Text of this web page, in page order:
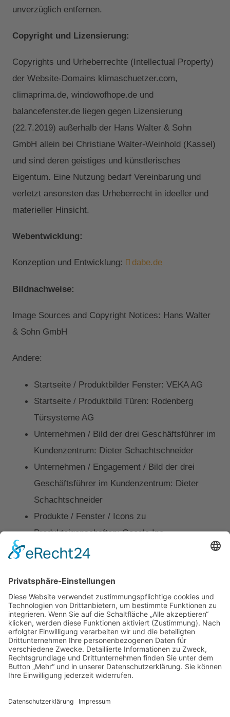
unverzüglich entfernen.
Copyright und Lizensierung:
Copyrights und Urheberrechte (Intellectual Property)
der Website-Domains klimaschuetzer.com,
climaprima.de, windowofhope.de und
balancefenster.de liegen gegen Lizensierung
(22.7.2019) außerhalb der Hans Walter & Sohn
GmbH allein bei Christiane Walter-Weinhold (Kassel)
und sind deren geistiges und künstlerisches
Eigentum. Eine Nutzung bedarf Vereinbarung und
verletzt ansonsten das Urheberrecht in ideeller und
materieller Hinsicht.
Webentwicklung:
Konzeption und Entwicklung: dabe.de
Bildnachweise:
Image Sources and Copyright Notices: Hans Walter
& Sohn GmbH
Andere:
Startseite / Produktbilder Fenster: VEKA AG
Startseite / Produktbild Türen: Rodenberg
Türsysteme AG
Unternehmen / Bild der drei Geschäftsführer im
Kundenzentrum: Dieter Schachtschneider
Unternehmen / Engagement / Bild der drei
Geschäftsführer im Kundenzentrum: Dieter
Schachtschneider
Produkte / Fenster / Icons zu
Produkteigenschaften: Google Inc.
Produkte / Fenster / Profilschnitt Fenster:
Produkte / Haustüren / Beispielhaustür Teaser:
Rodenberg Türsysteme AG
Kontakt Impressum Datenschutz
Walter Fenster + Türen
34132 Kassel
Telefon: 0561 94099-0